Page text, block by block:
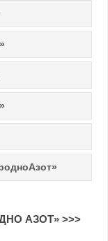
АЗОТ» >>>